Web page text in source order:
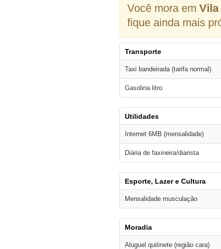
Você mora em Vila
fique ainda mais
Transporte
Taxi bandeirada (tarifa normal)
Gasolina litro
Utilidades
Internet 6MB (mensalidade)
Diária de faxineira/diarista
Esporte, Lazer e Cultura
Mensalidade musculação
Moradia
Aluguel quitinete (região cara)